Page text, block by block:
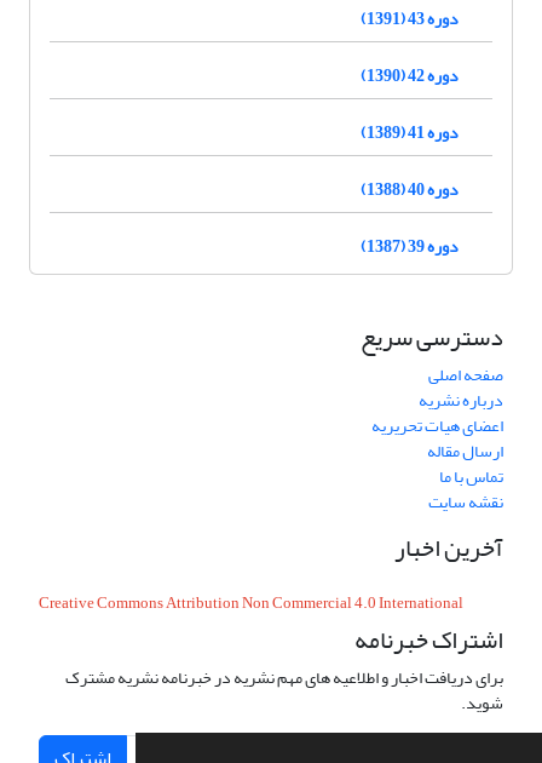
دوره 43 (1391)
دوره 42 (1390)
دوره 41 (1389)
دوره 40 (1388)
دوره 39 (1387)
دسترسی سریع
صفحه اصلی
درباره نشریه
اعضای هیات تحریریه
ارسال مقاله
تماس با ما
نقشه سایت
آخرین اخبار
Creative Commons Attribution Non Commercial 4.0 International
اشتراک خبرنامه
برای دریافت اخبار و اطلاعیه های مهم نشریه در خبرنامه نشریه مشترک
شوید.